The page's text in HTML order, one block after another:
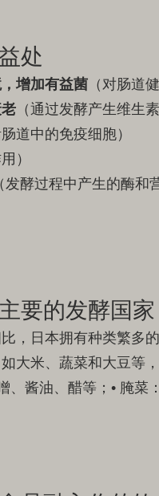
处
增加有益菌 （对肠道
（通过发酵产生维生素
肠道中的免疫细胞）
）
发酵过程中产生的酶和
要的发酵国家
，日本拥有种类繁多
大米、蔬菜和大豆等
、酱油、醋等；• 腌菜